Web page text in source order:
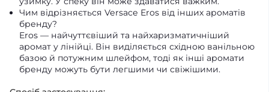
Чим відрізняється Versace Eros від інших ароматів
бренду?
Eros — найчуттєвіший та найхаризматичніший
аромат у лінійці. Він виділяється східною ванільною
базою й потужним шлейфом, тоді як інші аромати
бренду можуть бути легшими чи свіжішими.